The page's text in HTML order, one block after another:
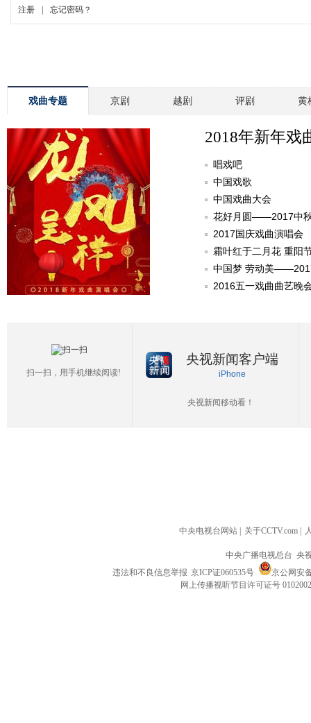
戏曲专题 京剧 越剧 评剧 黄
2018年新年戏
唱戏吧
中国戏歌
中国戏曲大会
花好月圆——2017中
2017国庆戏曲演唱会
霜叶红于二月花 重阳
中国梦 劳动美
2016五一戏曲曲艺晚
扫一扫，用手机继续阅读!
央视新闻客户端
iPhone
央视新闻移动看！
中央电视台网站 关于CCTV.com
中央广播电视总台 央
违法和不良信息举报 京ICP证060535号
京公网安
网上传播视听节目许可证号